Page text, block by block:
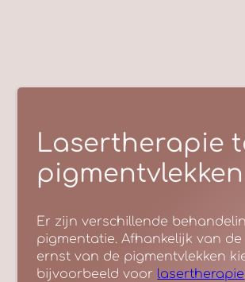
Lasertherapie
pigmentvlekken
Er zijn verschillende
pigmentatie. Afhankelijk van
ernst van de pigmentvlekken
bijvoorbeeld voor lasertherapie